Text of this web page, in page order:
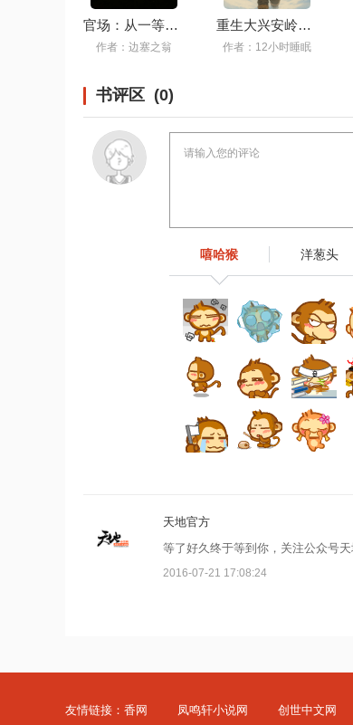
官场：从一等功臣到政坛巅峰
作者：边塞之翁
重生大兴安岭，我养老爹当大佬
作者：12小时睡眠
书评区 (0)
嘻哈猴 洋葱头
天地官方
等了好久终于等到你，关注公众号
2016-07-21 17:08:24
友情链接： 香网 凤鸣轩小说网 创世中文网